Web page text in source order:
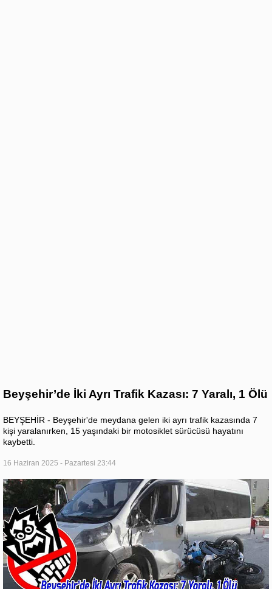
Beyşehir’de İki Ayrı Trafik Kazası: 7 Yaralı, 1 Ölü
BEYŞEHİR - Beyşehir'de meydana gelen iki ayrı trafik kazasında 7
kişi yaralanırken, 15 yaşındaki bir motosiklet sürücüsü hayatını
kaybetti.
16 Haziran 2025 - Pazartesi 23:44